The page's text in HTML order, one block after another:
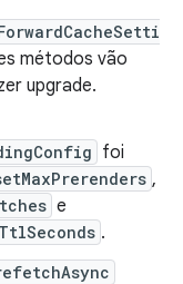
métodos vão
upgrade.
foi
,
e
.